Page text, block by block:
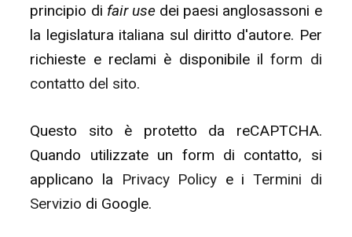
principio di fair usedei paesi anglosassoni e
la legislatura italiana sul diritto d'autore. Per
richieste e reclami è disponibile ilform di
contatto del sito.
Questo sito è protetto da reCAPTCHA.
Quando utilizzate un form di contatto, si
applicano la
Privacy Policy e iTermini di
Servizio di Google.